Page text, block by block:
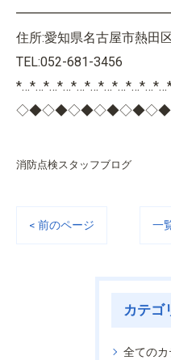
住所:愛知県名古屋市熱田
TEL:052-681-3456
消防点検スタッフブログ
< 前のページ 一
カテゴ
全ての